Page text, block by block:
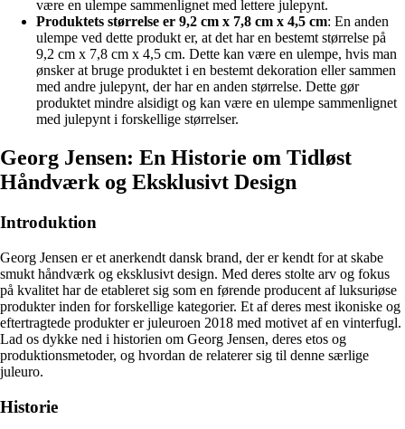
være en ulempe sammenlignet med lettere julepynt.
Produktets størrelse er 9,2 cm x 7,8 cm x 4,5 cm: En anden
ulempe ved dette produkt er, at det har en bestemt størrelse på
9,2 cm x 7,8 cm x 4,5 cm. Dette kan være en ulempe, hvis man
ønsker at bruge produktet i en bestemt dekoration eller sammen
med andre julepynt, der har en anden størrelse. Dette gør
produktet mindre alsidigt og kan være en ulempe sammenlignet
med julepynt i forskellige størrelser.
Georg Jensen: En Historie om Tidløst
Håndværk og Eksklusivt Design
Introduktion
Georg Jensen er et anerkendt dansk brand, der er kendt for at skabe
smukt håndværk og eksklusivt design. Med deres stolte arv og fokus
på kvalitet har de etableret sig som en førende producent af luksuriøse
produkter inden for forskellige kategorier. Et af deres mest ikoniske og
eftertragtede produkter er juleuroen 2018 med motivet af en vinterfugl.
Lad os dykke ned i historien om Georg Jensen, deres etos og
produktionsmetoder, og hvordan de relaterer sig til denne særlige
juleuro.
Historie